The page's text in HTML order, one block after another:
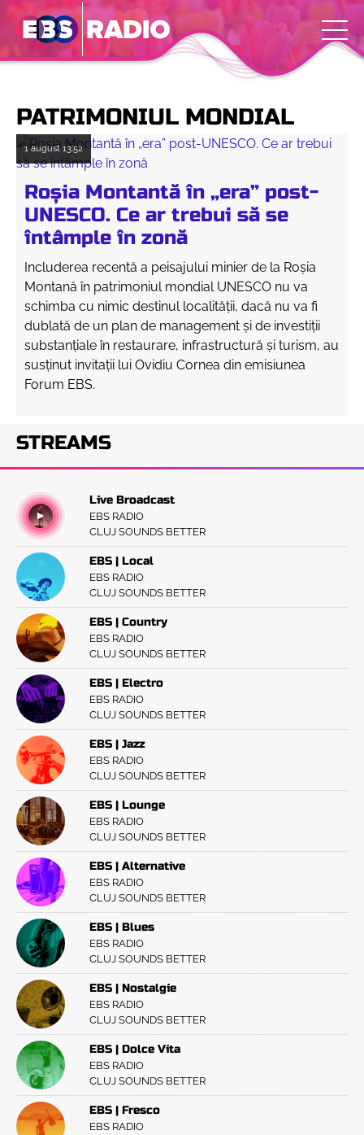
PATRIMONIUL MONDIAL
1 august13:52
Roșia Montantă în „era” post-
UNESCO. Ce ar trebui să se
întâmple în zonă
Includerea recentă a peisajului minier de la Roșia
Montană în patrimoniul mondial UNESCO nu va
schimba cu nimic destinul localității, dacă nu va fi
dublată de un plan de management și de investiții
substanțiale în restaurare, infrastructură și turism, au
susținut invitații lui Ovidiu Cornea din emisiunea
Forum EBS.
STREAMS
Live Broadcast
EBS RADIO
CLUJ SOUNDS BETTER
EBS | Local
EBS RADIO
CLUJ SOUNDS BETTER
EBS | Country
EBS RADIO
CLUJ SOUNDS BETTER
EBS | Electro
EBS RADIO
CLUJ SOUNDS BETTER
EBS | Jazz
EBS RADIO
CLUJ SOUNDS BETTER
EBS | Lounge
EBS RADIO
CLUJ SOUNDS BETTER
EBS | Alternative
EBS RADIO
CLUJ SOUNDS BETTER
EBS | Blues
EBS RADIO
CLUJ SOUNDS BETTER
EBS | Nostalgie
EBS RADIO
CLUJ SOUNDS BETTER
EBS | Dolce Vita
EBS RADIO
CLUJ SOUNDS BETTER
EBS | Fresco
EBS RADIO